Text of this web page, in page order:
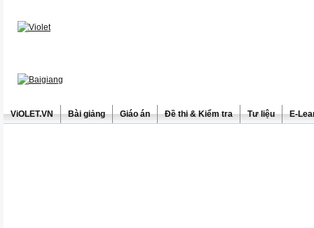
ViOLET.VN Bài giảng Giáo án Đề thi & Kiểm tra Tư liệu E-